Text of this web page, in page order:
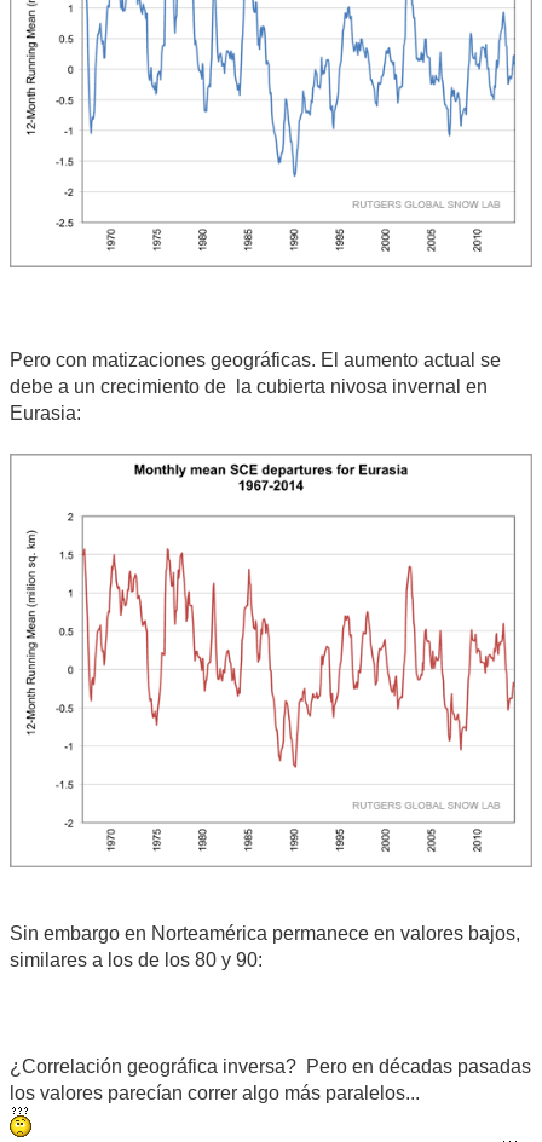
Pero con matizaciones geográficas. El aumento actual se
debe a un crecimiento de la cubierta nivosa invernal en
Eurasia:
Sin embargo en Norteamérica permanece en valores bajos,
similares a los de los 80 y 90:
¿Correlación geográfica inversa? Pero en décadas pasadas
los valores parecían correr algo más paralelos...